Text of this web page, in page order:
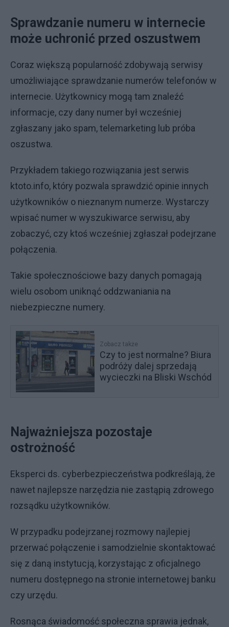
Sprawdzanie numeru w internecie
może uchronić przed oszustwem
Coraz większą popularność zdobywają serwisy
umożliwiające sprawdzanie numerów telefonów w
internecie. Użytkownicy mogą tam znaleźć
informacje, czy dany numer był wcześniej
zgłaszany jako spam, telemarketing lub próba
oszustwa.
Przykładem takiego rozwiązania jest serwis
ktoto.info, który pozwala sprawdzić opinie innych
użytkowników o nieznanym numerze. Wystarczy
wpisać numer w wyszukiwarce serwisu, aby
zobaczyć, czy ktoś wcześniej zgłaszał podejrzane
połączenia.
Takie społecznościowe bazy danych pomagają
wielu osobom uniknąć oddzwaniania na
niebezpieczne numery.
Zobacz także
Czy to jest normalne? Biura
podróży dalej sprzedają
wycieczki na Bliski Wschód
Najważniejsza pozostaje
ostrożność
Eksperci ds. cyberbezpieczeństwa podkreślają, że
nawet najlepsze narzędzia nie zastąpią zdrowego
rozsądku użytkowników.
W przypadku podejrzanej rozmowy najlepiej
przerwać połączenie i samodzielnie skontaktować
się z daną instytucją, korzystając z oficjalnego
numeru dostępnego na stronie internetowej banku
czy urzędu.
Rosnąca świadomość społeczna sprawia jednak,